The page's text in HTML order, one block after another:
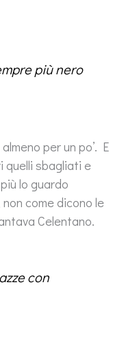
più nero
per un po’. E
quelli sbagliati e
lo guardo
come dicono le
Celentano.
con